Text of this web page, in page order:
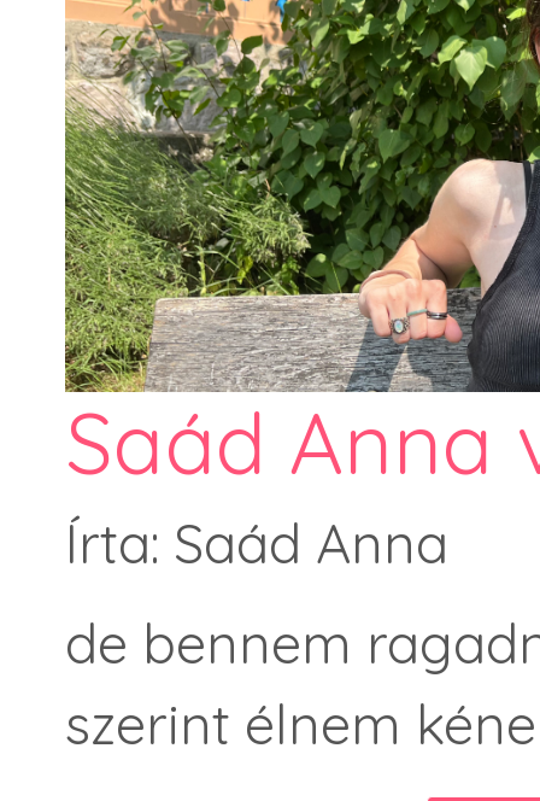
Saád Anna
Írta: Saád Anna
de bennem
szerint élnem kéne